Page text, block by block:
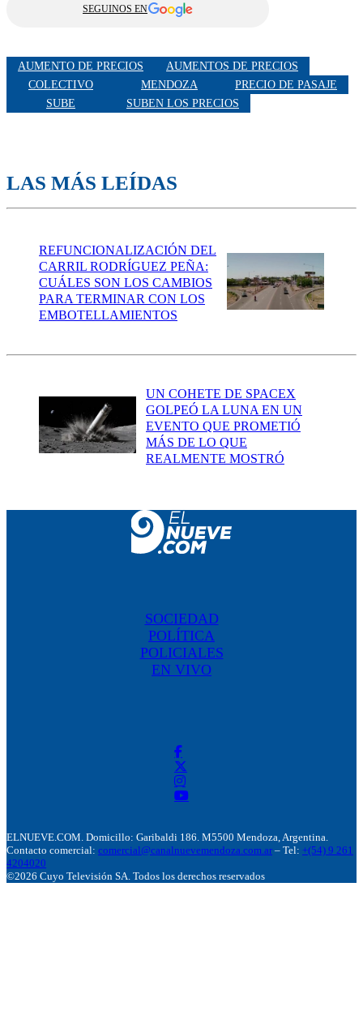
SEGUINOS EN
AUMENTO DE PRECIOS
AUMENTOS DE PRECIOS
COLECTIVO
MENDOZA
PRECIO DE PASAJE
SUBE
SUBEN LOS PRECIOS
LAS MÁS LEÍDAS
REFUNCIONALIZACIÓN DEL
CARRIL RODRÍGUEZ PEÑA:
CUÁLES SON LOS CAMBIOS
PARA TERMINAR CON LOS
EMBOTELLAMIENTOS
UN COHETE DE SPACEX
GOLPEÓ LA LUNA EN UN
EVENTO QUE PROMETIÓ
MÁS DE LO QUE
REALMENTE MOSTRÓ
SOCIEDAD
POLÍTICA
POLICIALES
EN VIVO
ELNUEVE.COM. Domicillo: Garibaldi 186. M5500 Mendoza, Argentina.
Contacto comercial: comercial@canalnuevemendoza.com.ar – Tel: +(54) 9 261
4204020
©2026 Cuyo Televisión SA. Todos los derechos reservados